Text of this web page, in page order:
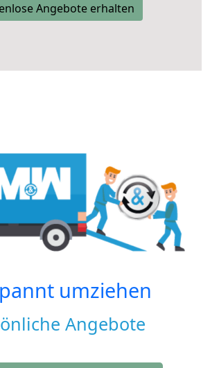
Angebote erhalten
umziehen
Angebote